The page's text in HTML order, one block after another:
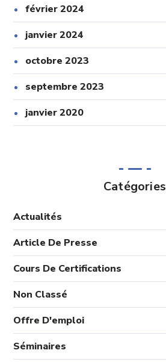
février 2024
janvier 2024
octobre 2023
septembre 2023
janvier 2020
Catégories
Actualités
Article De Presse
Cours De Certifications
Non Classé
Offre D'emploi
Séminaires